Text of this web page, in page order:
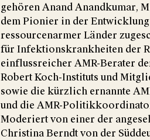
gehören Anand Anandkumar,
dem Pionier in der
ressourcenarmer Länder
für Infektionskrankheiten der
einflussreicher AMR-Berater
Robert Koch-Instituts und
sowie die kürzlich ernannte
und die AMR-
Moderiert von einer der
Christina Berndt von der